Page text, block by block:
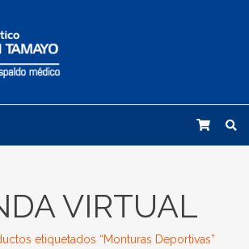
VIRTUAL
etiquetados “Monturas Deportivas”